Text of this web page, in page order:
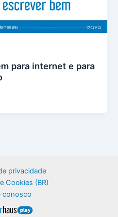
para internet e para
privacidade
Cookies (BR)
conosco